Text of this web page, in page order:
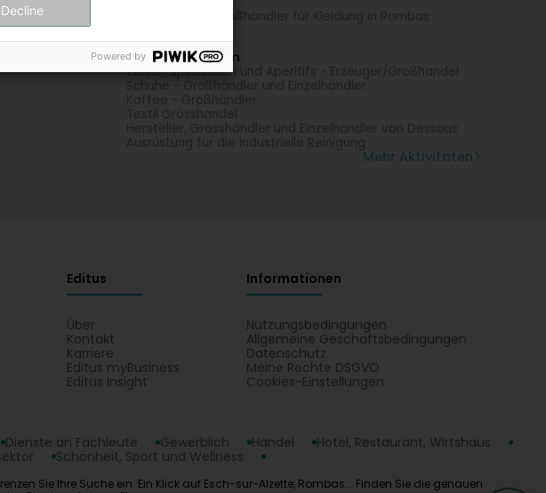
Mehr Aktivitäten
Weine, Spirituosen und Aperitifs - Erzeuger/Großhandel
Schuhe - Großhändler und Einzelhändler
Mehr Aktivitäten
Editus
Über
Kontakt
Karriere
Editus myBusiness
Editus Insight
Informationen
Nutzungsbedingungen
Allgemeine Geschäftsbedingungen
Datenschutz
Meine Rechte DSGVO
Cookies-Einstellungen
Dienste an Fachleute Gewerblich Handel
Hotel, Restaurant, Wirtshaus
Schönheit, Sport und Wellness
Sie Ihre Suche ein: Ein Klick auf Esch-sur-Alzette, Rombas... Finden Sie die genauen
Decline
Powered by